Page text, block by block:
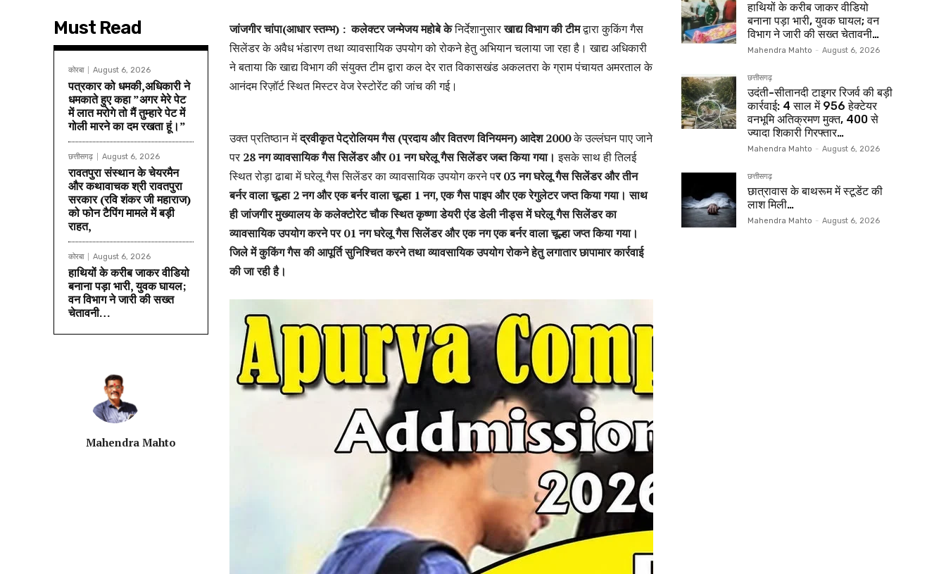
Must Read
कोरबा August 6, 2026
पत्रकार को धमकी,अधिकारी ने
धमकाते हुए कहा ”अगर मेरे पेट
में लात मरोगे तो मैं तुम्हारे पेट में
गोली मारने का दम रखता हूं।”
छत्तीसगढ़ August 6, 2026
रावतपुरा संस्थान के चेयरमैन
और कथावाचक श्री रावतपुरा
सरकार (रवि शंकर जी महाराज)
को फोन टैपिंग मामले में बड़ी
राहत,
कोरबा August 6, 2026
हाथियों के करीब जाकर वीडियो
बनाना पड़ा भारी, युवक घायल;
वन विभाग ने जारी की सख्त
चेतावनी…
Mahendra Mahto
जांजगीर चांपा(आधार स्तम्भ) : कलेक्टर जन्मेजय महोबे केनिर्देशानुसारखाद्य विभाग की टीमद्वारा कुकिंग गैस
सिलेंडर के अवैध भंडारण तथा व्यावसायिक उपयोग को रोकने हेतु अभियान चलाया जा रहा है। खाद्य अधिकारी
ने बताया कि खाद्य विभाग की संयुक्त टीम द्वारा कल देर रात विकासखंड अकलतरा के ग्राम पंचायत अमरताल के
आनंदम रिज़ॉर्ट स्थित मिस्टर वेज रेस्टोरेंट की जांच की गई।
उक्त प्रतिष्ठान मेंद्रवीकृत पेट्रोलियम गैस (प्रदाय और वितरण विनियमन) आदेश 2000के उल्लंघन पाए जाने
पर 28 नग व्यावसायिक गैस सिलेंडर और 01 नग घरेलू गैस सिलेंडर जब्त किया गया। इसके साथ ही तिलई
स्थित रोड़ा ढाबा में घरेलू गैस सिलेंडर का व्यावसायिक उपयोग करने पर 03 नग घरेलू गैस सिलेंडर और तीन
बर्नर वाला चूल्हा 2 नग और एक बर्नर वाला चूल्हा 1 नग, एक गैस पाइप और एक रेगुलेटर जप्त किया गया। साथ
ही जांजगीर मुख्यालय के कलेक्टोरेट चौक स्थित कृष्णा डेयरी एंड डेली नीड्स में घरेलू गैस सिलेंडर का
व्यावसायिक उपयोग करने पर 01 नग घरेलू गैस सिलेंडर और एक नग एक बर्नर वाला चूल्हा जप्त किया गया।
जिले में कुकिंग गैस की आपूर्ति सुनिश्चित करने तथा व्यावसायिक उपयोग रोकने हेतु लगातार छापामार कार्रवाई
की जा रही है।
हाथियों के करीब जाकर वीडियो
बनाना पड़ा भारी, युवक घायल; वन
विभाग ने जारी की सख्त चेतावनी…
Mahendra Mahto - August 6, 2026
छत्तीसगढ़
उदंती-सीतानदी टाइगर रिजर्व की बड़ी
कार्रवाई: 4 साल में 956 हेक्टेयर
वनभूमि अतिक्रमण मुक्त, 400 से
ज्यादा शिकारी गिरफ्तार…
Mahendra Mahto - August 6, 2026
छत्तीसगढ़
छात्रावास के बाथरूम में स्टूडेंट की
लाश मिली…
Mahendra Mahto - August 6, 2026